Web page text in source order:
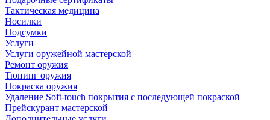
Тактическая медицина
Носилки
Подсумки
Услуги
Услуги оружейной мастерской
Ремонт оружия
Тюнинг оружия
Покраска оружия
Удаление Soft-touch покрытия с последующей покраской
Прейскурант мастерской